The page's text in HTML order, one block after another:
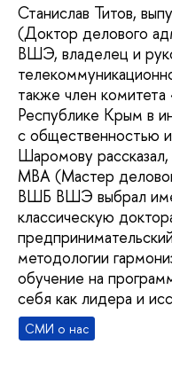
Станислав Титов,
(Доктор делового
ВШЭ, владелец и
также член
Республике Крым в
с
Шаромову
MBA (Мастер
ВШБ ВШЭ выбрал
классическую
методологии
обучение на
себя как лидера и
СМИ о нас